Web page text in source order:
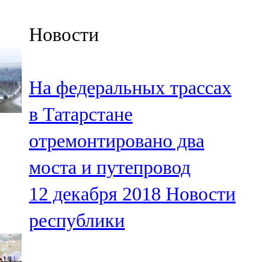
91,5 FM
106,1 FM
Кама тамагы
71,51 FM
Кукмара
107,9 FM
Лениногорский
Новости
На федеральных трассах
в Татарстане
отремонтировано два
моста и путепровод
12 декабря 2018 Новости
республики